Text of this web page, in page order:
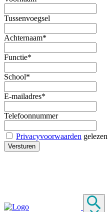
Tussenvoegsel
Achternaam*
Functie*
School*
E-mailadres*
Telefoonnummer
Privacyvoorwaarden gelezen